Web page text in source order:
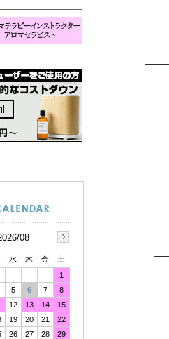
08
水 木 金
土
1
5 6 7
8
12 13 14
15
19 20 21
22
26 27 28
29